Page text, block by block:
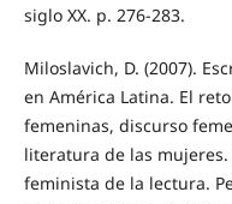
siglo XX. p. 276-283.
Miloslavich, D. (2007).
en América Latina. El
femeninas, discurso
literatura de las
feminista de la lectura.